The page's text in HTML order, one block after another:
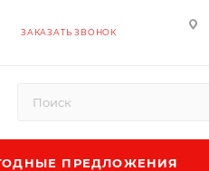
ЗАКАЗАТЬ ЗВОНОК
ПРЕДЛОЖЕНИЯ